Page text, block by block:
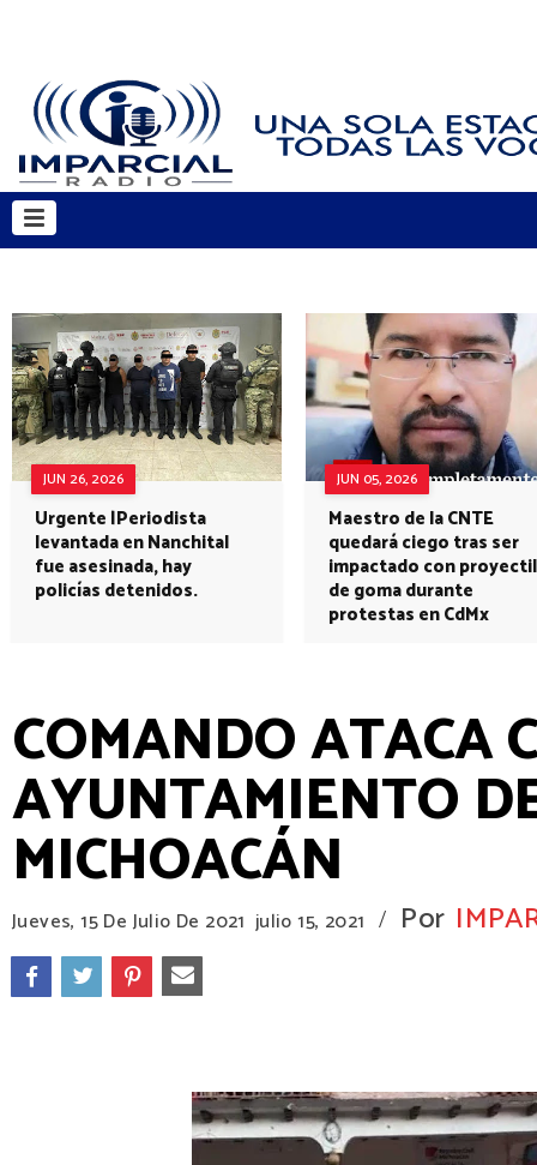
JUN 26, 2026
Urgente |Periodista
levantada en Nanchital
fue asesinada, hay
policías detenidos.
JUN 05, 2026
Maestro de la CNTE
quedará ciego tras ser
impactado con proyectil
de goma durante
protestas en CdMx
COMANDO ATACA
AYUNTAMIENTO
MICHOACÁN
Jueves, 15 De Julio De 2021 julio 15, 2021 / Por